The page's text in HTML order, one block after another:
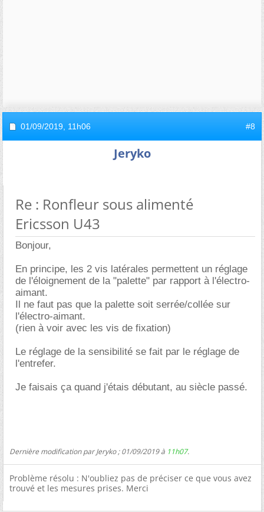
01/09/2019, 11h06 #8
Jeryko
Re : Ronfleur sous alimenté
Ericsson U43
Bonjour,
En principe, les 2 vis latérales permettent un réglage
de l'éloignement de la "palette" par rapport à l'électro-
aimant.
Il ne faut pas que la palette soit serrée/collée sur
l'électro-aimant.
(rien à voir avec les vis de fixation)
Le réglage de la sensibilité se fait par le réglage de
l'entrefer.
Je faisais ça quand j'étais débutant, au siècle passé.
Dernière modification par Jeryko ; 01/09/2019 à 11h07.
Problème résolu : N'oubliez pas de préciser ce que vous avez
trouvé et les mesures prises. Merci